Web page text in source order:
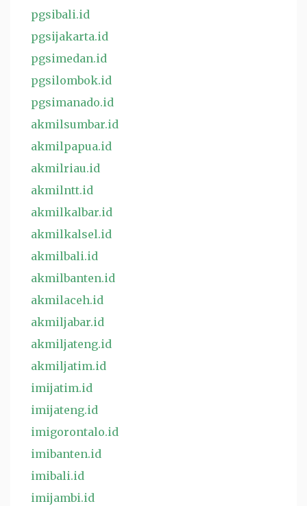
pgsibali.id
pgsijakarta.id
pgsimedan.id
pgsilombok.id
pgsimanado.id
akmilsumbar.id
akmilpapua.id
akmilriau.id
akmilntt.id
akmilkalbar.id
akmilkalsel.id
akmilbali.id
akmilbanten.id
akmilaceh.id
akmiljabar.id
akmiljateng.id
akmiljatim.id
imijatim.id
imijateng.id
imigorontalo.id
imibanten.id
imibali.id
imijambi.id